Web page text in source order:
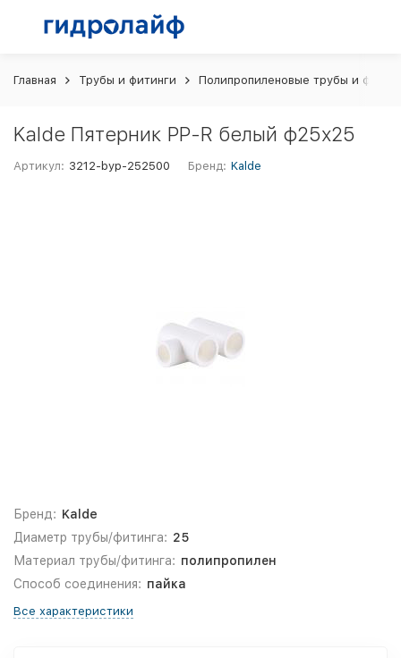
Главная Трубы и фитинги Полипропиленовые трубы и
Kalde Пятерник PP-R белый ф25х25
Артикул: 3212-byp-252500 Бренд: Kalde
Бренд: Kalde
Диаметр трубы/фитинга: 25
Материал трубы/фитинга: полипропилен
Способ соединения: пайка
Все характеристики